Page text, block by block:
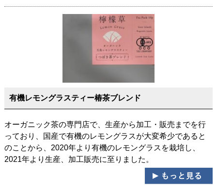
有機レモングラスティー椿茶ブレンド
オーガニック茶の専門店で、生産から加工・販売までを行
っており、国産で有機のレモングラスが大変希少であると
のことから、2020年より有機のレモングラスを栽培し、
2021年より生産、加工販売に至りました。